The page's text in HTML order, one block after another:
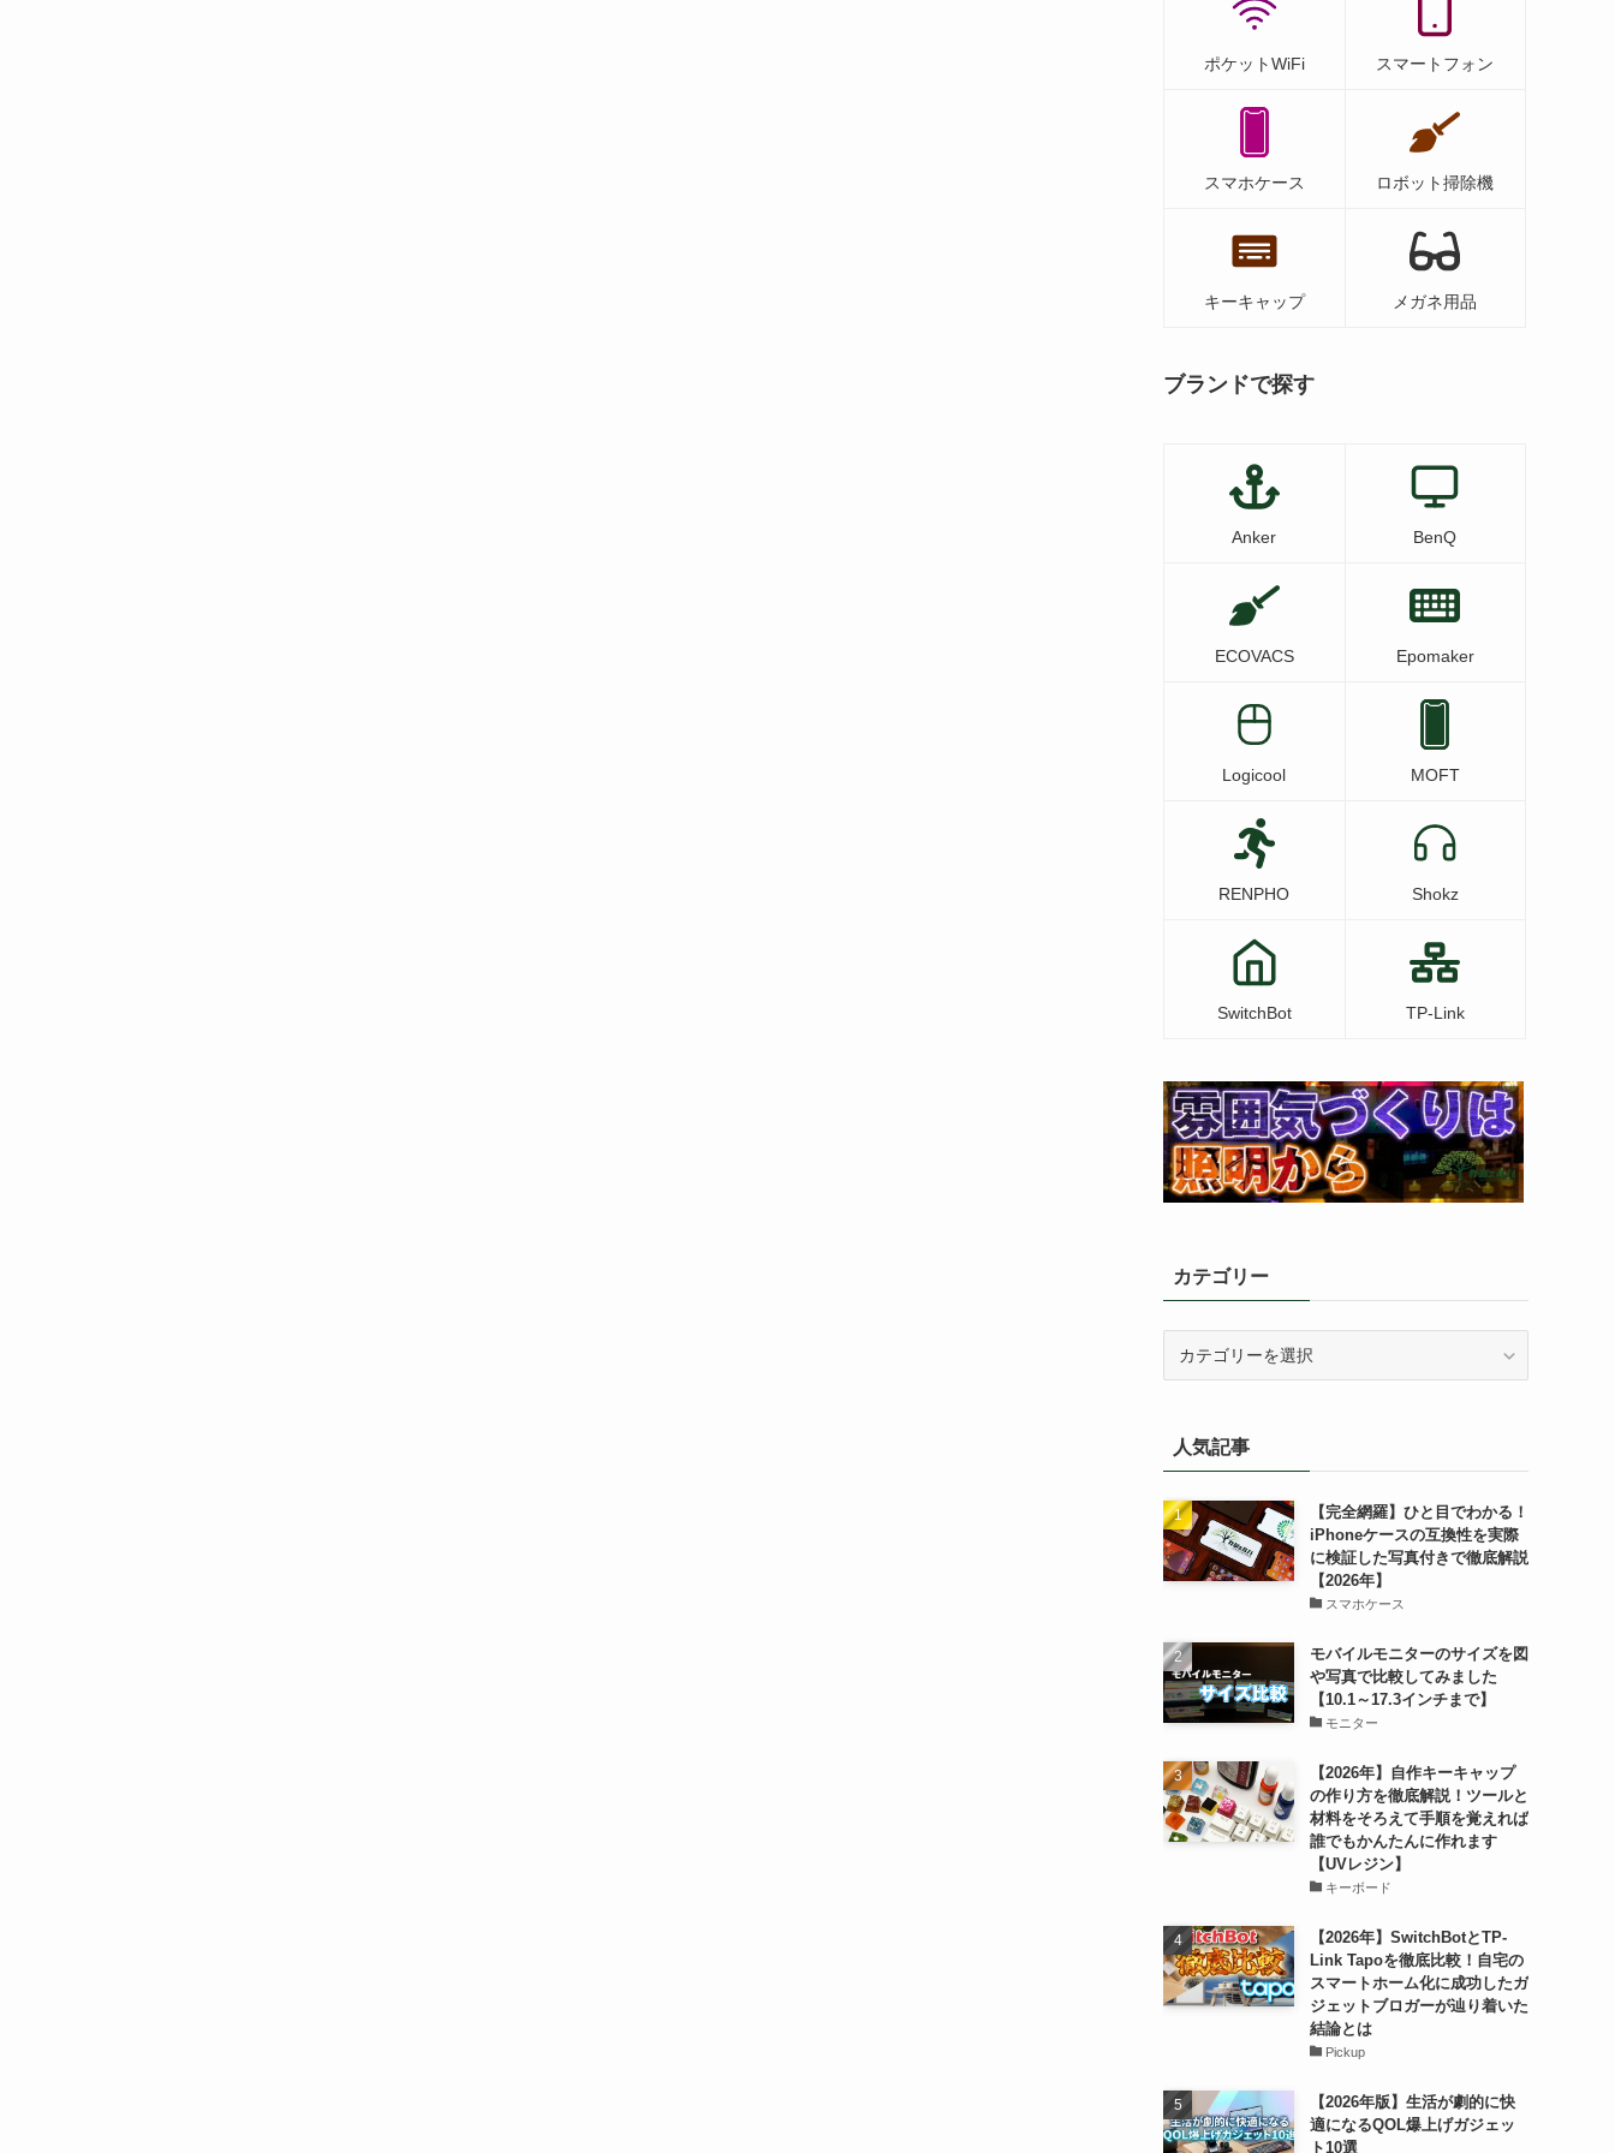
ポケットWiFi スマートフォン
スマホケース ロボット掃除機
キーキャップ メガネ用品
ブランドで探す
Anker BenQ
ECOVACS Epomaker
Logicool MOFT
RENPHO Shokz
SwitchBot TP-Link
カテゴリー
ー人気記事
【完全網羅】ひと目でわかる！
iPhoneケースの互換性を実際
に検証した写真付きで徹底解説
【2026年】
スマホケース
モバイルモニターのサイズを図
や写真で比較してみました
【10.1～17.3インチまで】
モニター
【2026年】自作キーキャップ
の作り方を徹底解説！ツールと
材料をそろえて手順を覚えれば
誰でもかんたんに作れます
【UVレジン】
キーボード
【2026年】SwitchBotとTP-
Link Tapoを徹底比較！自宅の
スマートホーム化に成功したガ
ジェットブロガーが辿り着いた
結論とは
Pickup
【2026年版】生活が劇的に快
適になるQOL爆上げガジェッ
ト10選